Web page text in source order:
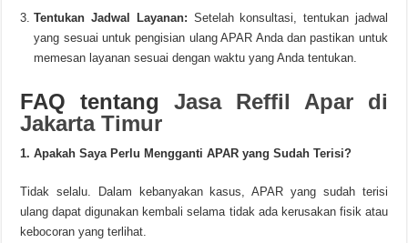
Tentukan Jadwal Layanan: Setelah konsultasi, tentukan jadwal
yang sesuai untuk pengisian ulang APAR Anda dan pastikan untuk
memesan layanan sesuai dengan waktu yang Anda tentukan.
FAQ tentangJasa Reffil Apar di
Jakarta Timur
1. Apakah Saya Perlu Mengganti APAR yang Sudah Terisi?
Tidak selalu. Dalam kebanyakan kasus, APAR yang sudah terisi
ulang dapat digunakan kembali selama tidak ada kerusakan fisik atau
kebocoran yang terlihat.